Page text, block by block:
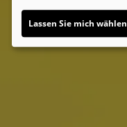
Lassen Sie mich wählen